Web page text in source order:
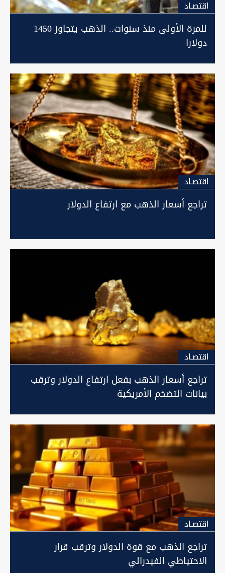
اقتصـاد
للمرة الأولى منذ سنوات.. الذهب يتجاوز 1450
دولارا
اقتصـاد
تراجع أسعار الذهب مع ارتفاع الدولار
اقتصـاد
تراجع أسعار الذهب بفعل ارتفاع الدولار وترقب
بيانات التضخم الأمريكية
اقتصـاد
تراجع الذهب مع قوة الدولار وترقب قرار
الاحتياطي الفيدرالي